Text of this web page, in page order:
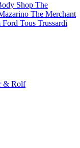
Shop The
The Merchant
Ford Tous Trussardi
& Rolf